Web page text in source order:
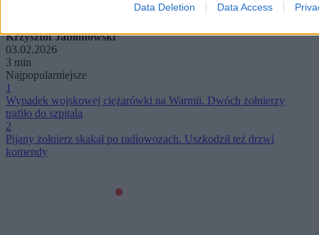
Data Deletion Data Access
Krzysztof Jabłonowski
03.02.2026
3 min
Najpopularniejsze
1
Wypadek wojskowej ciężarówki na Warmii. Dwóch żołnierzy
trafiło do szpitala
2
Pijany żołnierz skakał po radiowozach. Uszkodził też drzwi
komendy